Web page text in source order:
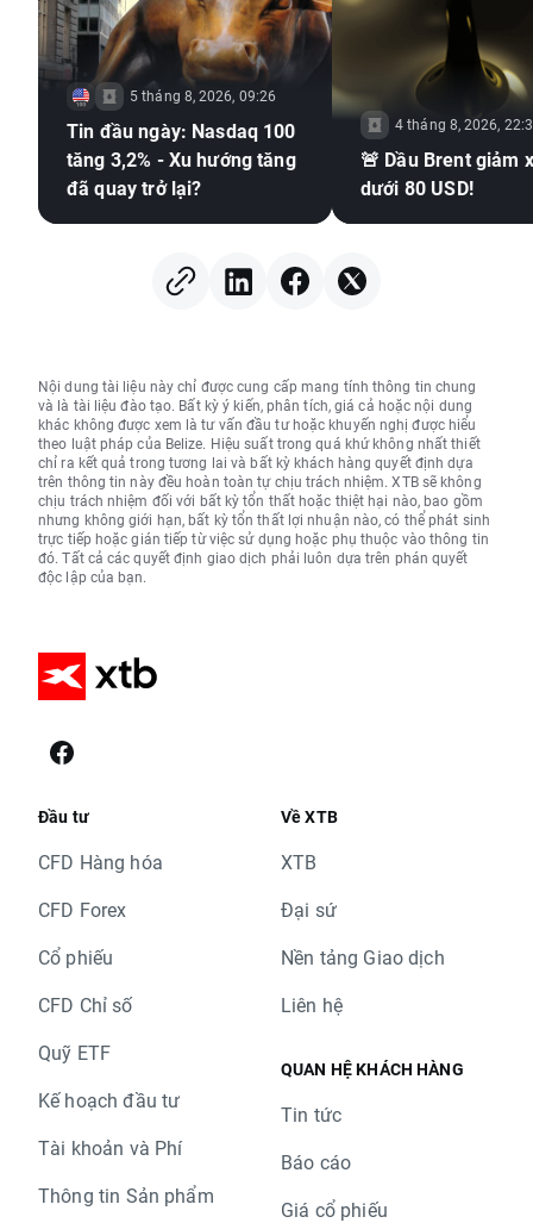
5 tháng 8, 2026, 09:26
Tin đầu ngày: Nasdaq 100
tăng 3,2% - Xu hướng tăng
đã quay trở lại?
4 tháng 8, 2026,
🚨 Dầu Brent giảm
dưới 80 USD!
Nội dung tài liệu này chỉ được cung cấp mang tính thông tin chung
và là tài liệu đào tạo. Bất kỳ ý kiến, phân tích, giá cả hoặc nội dung
khác không được xem là tư vấn đầu tư hoặc khuyến nghị được hiểu
theo luật pháp của Belize. Hiệu suất trong quá khứ không nhất thiết
chỉ ra kết quả trong tương lai và bất kỳ khách hàng quyết định dựa
trên thông tin này đều hoàn toàn tự chịu trách nhiệm. XTB sẽ không
chịu trách nhiệm đối với bất kỳ tổn thất hoặc thiệt hại nào, bao gồm
nhưng không giới hạn, bất kỳ tổn thất lợi nhuận nào, có thể phát sinh
trực tiếp hoặc gián tiếp từ việc sử dụng hoặc phụ thuộc vào thông tin
đó. Tất cả các quyết định giao dịch phải luôn dựa trên phán quyết
độc lập của bạn.
Đầu tư
CFD Hàng hóa
CFD Forex
Cổ phiếu
CFD Chỉ số
Quỹ ETF
Kế hoạch đầu tư
Tài khoản và Phí
Thông tin Sản phẩm
Về XTB
XTB
Đại sứ
Nền tảng Giao dịch
Liên hệ
QUAN HỆ KHÁCH HÀNG
Tin tức
Báo cáo
Giá cổ phiếu